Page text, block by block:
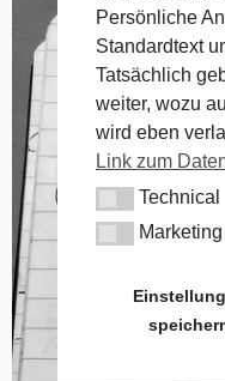
Persönliche
Standardtext
Tatsächlich
weiter, wozu
wird eben
Link zum
TechnicalTechnical
MarketingMarketing